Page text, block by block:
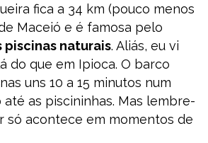
fica a 34 km (pouco menos
Maceió e é famosa pelo
piscinas naturais. Aliás, eu vi
do que em Ipioca. O barco
uns 10 a 15 minutos num
as piscininhas. Mas lembre-
só acontece em momentos de